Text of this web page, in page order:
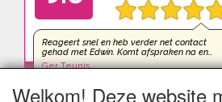
Welkom! Deze website